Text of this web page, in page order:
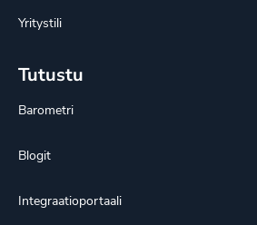
Yritystili
Tutustu
Barometri
Blogit
Integraatioportaali